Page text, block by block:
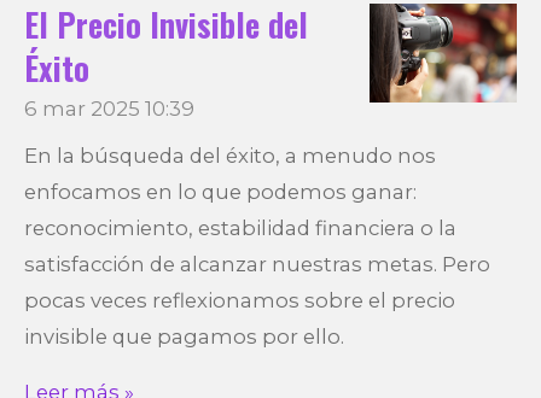
El Precio Invisible del
Éxito
6 mar 2025 10:39
En la búsqueda del éxito, a menudo nos
enfocamos en lo que podemos ganar:
reconocimiento, estabilidad financiera o la
satisfacción de alcanzar nuestras metas. Pero
pocas veces reflexionamos sobre el precio
invisible que pagamos por ello.
Leer más »